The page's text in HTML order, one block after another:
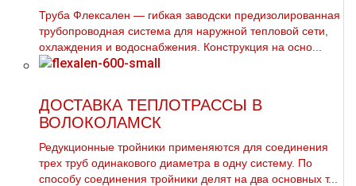
Труба Флексален — гибкая заводски предизолированная
трубопроводная система для наружной тепловой сети,
охлаждения и водоснабжения. Конструкция на осно...
ДОСТАВКА ТЕПЛОТРАССЫ В
ВОЛОКОЛАМСК
Редукционные тройники применяются для соединения
трех тpуб одинакового диаметра в одну систему. По
способу соединения тройники делят на два основных т...